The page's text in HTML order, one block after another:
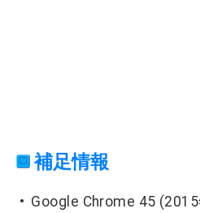
補足情報
Google Chrome 45